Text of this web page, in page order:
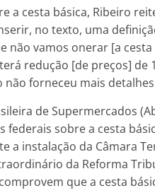
a cesta básica, Ribeiro
no texto, uma
não vamos onerar [a
redução [de preços] de
forneceu mais
de Supermercados
sobre a cesta
a instalação da Câmara
da Reforma
que a cesta